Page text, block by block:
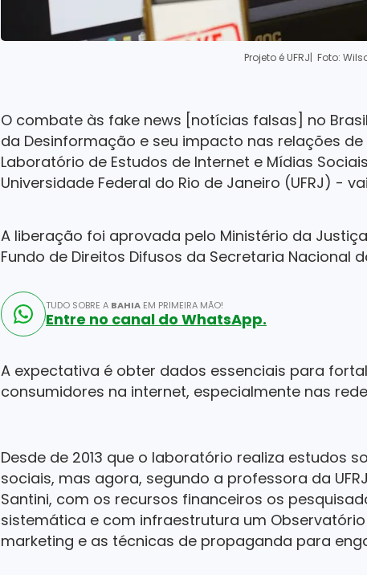
Projeto é UFRJ| Foto:
O combate às fake news [notícias falsas] no
da Desinformação e seu impacto nas relações
Laboratório de Estudos de Internet e Mídias
Universidade Federal do Rio de Janeiro (UFRJ) -
A liberação foi aprovada pelo Ministério da
Fundo de Direitos Difusos da Secretaria Nacional
TUDO SOBRE A BAHIA EM PRIMEIRA MÃO!
Entre no canal do WhatsApp.
A expectativa é obter dados essenciais para
consumidores na internet, especialmente nas
Desde de 2013 que o laboratório realiza estudos
sociais, mas agora, segundo a professora da
Santini, com os recursos financeiros os
sistemática e com infraestrutura um
marketing e as técnicas de propaganda para